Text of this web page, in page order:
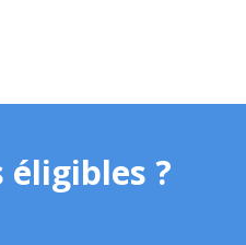
éligibles ?